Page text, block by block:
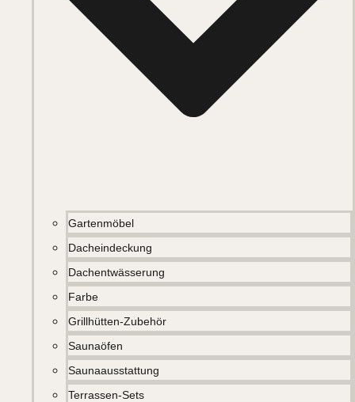
Gartenmöbel
Dacheindeckung
Dachentwässerung
Farbe
Grillhütten-Zubehör
Saunaöfen
Saunaausstattung
Terrassen-Sets